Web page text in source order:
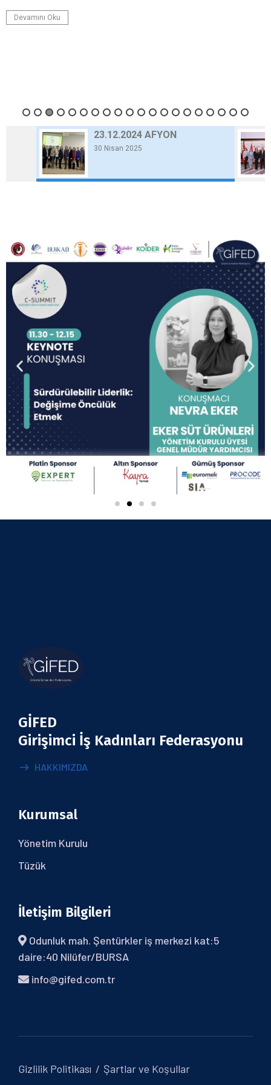
Devamını Oku
23.12.2024 AFYON
30 Nisan 2025
GİFED
Girişimci İş Kadınları Federasyonu
HAKKIMIZDA
Kurumsal
Yönetim Kurulu
Tüzük
İletişim Bilgileri
Odunluk mah. Şentürkler iş merkezi kat:5
daire:40 Nilüfer/BURSA
info@gifed.com.tr
Gizlilik Politikası Şartlar ve Koşullar